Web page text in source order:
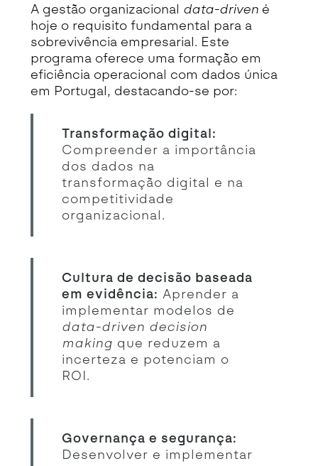
A gestão organizacional data-drivené
hoje o requisito fundamental para a
sobrevivência empresarial. Este
programa oferece uma formação em
eficiência operacional com dados única
em Portugal, destacando-se por:
Transformação digital:
Compreender a importância
dos dados na
transformação digital e na
competitividade
organizacional.
Cultura de decisão baseada
em evidência: Aprender a
implementar modelos de
data-driven decision
making que reduzem a
incerteza e potenciam o
ROI.
Governança e segurança:
Desenvolver e implementar